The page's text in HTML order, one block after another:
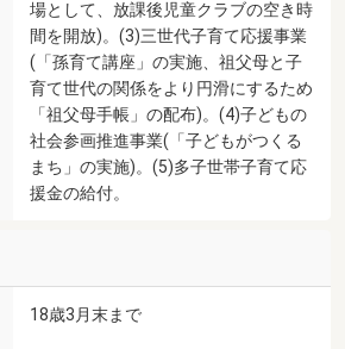
場として、放課後児童クラブの空き時
間を開放)。(3)三世代子育て応援事業
(「孫育て講座」の実施、祖父母と子
育て世代の関係をより円滑にするため
「祖父母手帳」の配布)。(4)子どもの
社会参画推進事業(「子どもがつくる
まち」の実施)。(5)多子世帯子育て応
援金の給付。
18歳3月末まで